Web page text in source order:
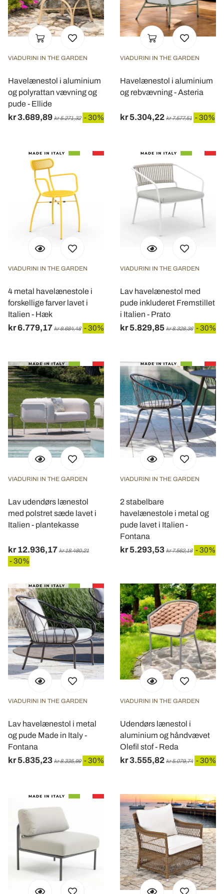
VIADURINI IN THE GARDEN
Havelænestol i aluminium
og polyrattan vævning og
pude - Ellide
kr 3.689,89 kr 5.271,32 - 30%
VIADURINI IN THE GARDEN
Havelænestol i aluminium
og rebvævning - Asteria
kr 5.304,22 kr 7.577,51 - 30%
VIADURINI IN THE GARDEN
4 metal havelænestole i
forskellige farver lavet i
Italien - Hæk
kr 6.779,17 kr 9.684,48 - 30%
VIADURINI IN THE GARDEN
Lav havelænestol med
pude inkluderet Fremstillet
i Italien - Prato
kr 5.829,85 kr 8.328,36 - 30%
VIADURINI IN THE GARDEN
Lav udendørs lænestol
med polstret sæde lavet i
Italien - plantekasse
kr 12.936,17 kr 18.480,21
- 30%
VIADURINI IN THE GARDEN
2 stabelbare
havelænestole i metal og
pude lavet i Italien -
Fontana
kr 5.293,53 kr 7.562,18 - 30%
VIADURINI IN THE GARDEN
Lav havelænestol i metal
og pude Made in Italy -
Fontana
kr 5.835,23 kr 8.335,99 - 30%
VIADURINI IN THE GARDEN
Udendørs lænestol i
aluminium og håndvævet
Olefil stof - Reda
kr 3.555,82 kr 5.079,74 - 30%